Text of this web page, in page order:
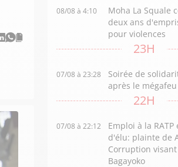
08/08 à 4:10
Moha La Squale
deux ans
pour violences
23H
07/08 à 23:28
Soirée de
après le
22H
07/08 à 22:12
Emploi à la
d'élu: plainte de
Corruption
Bagayoko